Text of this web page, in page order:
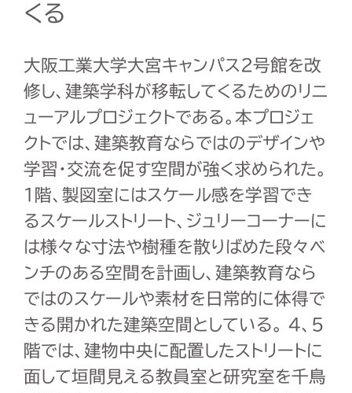
くる
大阪工業大学大宮キャンパス2号館を改
修し、建築学科が移転してくるためのリニ
ューアルプロジェクトである。本プロジェ
クトでは、建築教育ならではのデザインや
学習・交流を促す空間が強く求められた。
1階、製図室にはスケール感を学習でき
るスケールストリート、ジュリーコーナーに
は様々な寸法や樹種を散りばめた段々ベ
ンチのある空間を計画し、建築教育なら
ではのスケールや素材を日常的に体得で
きる開かれた建築空間としている。 4、5
階では、建物中央に配置したストリートに
面して垣間見える教員室と研究室を千鳥